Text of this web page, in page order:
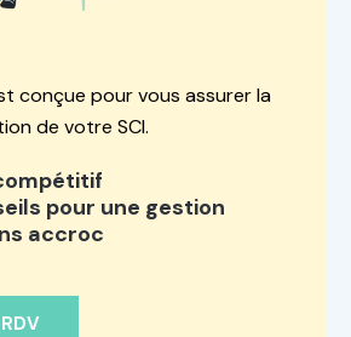
conçue pour vous assurer la
de votre SCI.
pour une gestion
accroc